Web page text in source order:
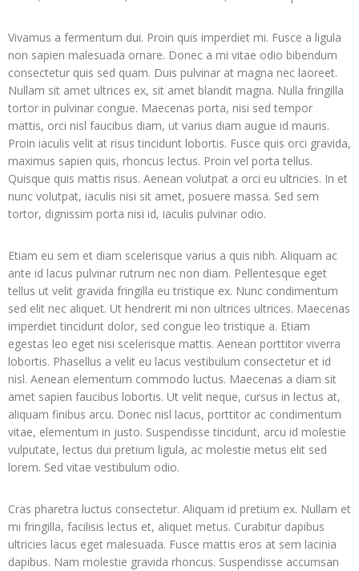
Vivamus a fermentum dui. Proin quis imperdiet mi. Fusce a ligula
non sapien malesuada ornare. Donec a mi vitae odio bibendum
consectetur quis sed quam. Duis pulvinar at magna nec laoreet.
Nullam sit amet ultrices ex, sit amet blandit magna. Nulla fringilla
tortor in pulvinar congue. Maecenas porta, nisi sed tempor
mattis, orci nisl faucibus diam, ut varius diam augue id mauris.
Proin iaculis velit at risus tincidunt lobortis. Fusce quis orci gravida,
maximus sapien quis, rhoncus lectus. Proin vel porta tellus.
Quisque quis mattis risus. Aenean volutpat a orci eu ultricies. In et
nunc volutpat, iaculis nisi sit amet, posuere massa. Sed sem
tortor, dignissim porta nisi id, iaculis pulvinar odio.
Etiam eu sem et diam scelerisque varius a quis nibh. Aliquam ac
ante id lacus pulvinar rutrum nec non diam. Pellentesque eget
tellus ut velit gravida fringilla eu tristique ex. Nunc condimentum
sed elit nec aliquet. Ut hendrerit mi non ultrices ultrices. Maecenas
imperdiet tincidunt dolor, sed congue leo tristique a. Etiam
egestas leo eget nisi scelerisque mattis. Aenean porttitor viverra
lobortis. Phasellus a velit eu lacus vestibulum consectetur et id
nisl. Aenean elementum commodo luctus. Maecenas a diam sit
amet sapien faucibus lobortis. Ut velit neque, cursus in lectus at,
aliquam finibus arcu. Donec nisl lacus, porttitor ac condimentum
vitae, elementum in justo. Suspendisse tincidunt, arcu id molestie
vulputate, lectus dui pretium ligula, ac molestie metus elit sed
lorem. Sed vitae vestibulum odio.
Cras pharetra luctus consectetur. Aliquam id pretium ex. Nullam et
mi fringilla, facilisis lectus et, aliquet metus. Curabitur dapibus
ultricies lacus eget malesuada. Fusce mattis eros at sem lacinia
dapibus. Nam molestie gravida rhoncus. Suspendisse accumsan